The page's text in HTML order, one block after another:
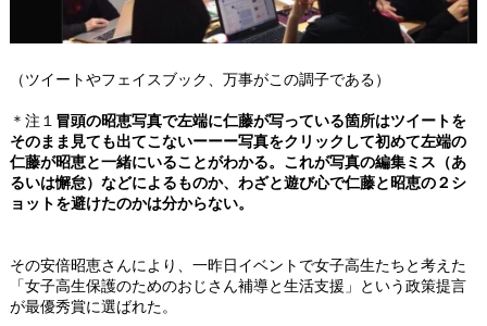
（ツイートやフェイスブック、万事がこの調子である）
＊注１ 冒頭の昭恵写真で左端に仁藤が写っている箇所はツイートを
そのまま見ても出てこないーーー写真をクリックして初めて左端の
仁藤が昭恵と一緒にいることがわかる。これが写真の編集ミス（あ
るいは懈怠）などによるものか、わざと遊び心で仁藤と昭恵の２シ
ョットを避けたのかは分からない。
その安倍昭恵さんにより、一昨日イベントで女子高生たちと考えた
「女子高生保護のためのおじさん補導と生活支援」という政策提言
が最優秀賞に選ばれた。